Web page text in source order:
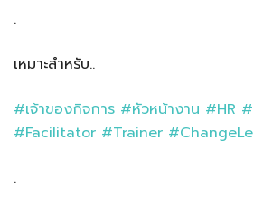
.
เหมาะสำหรับ..
#เจ้าของกิจการ #หัวหน้างาน #HR
#Facilitator #Trainer
.